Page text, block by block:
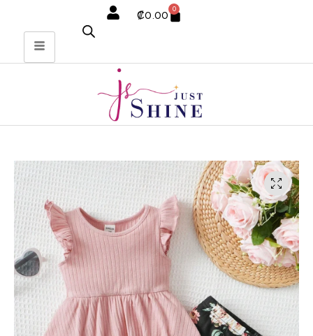
₡0.00 0